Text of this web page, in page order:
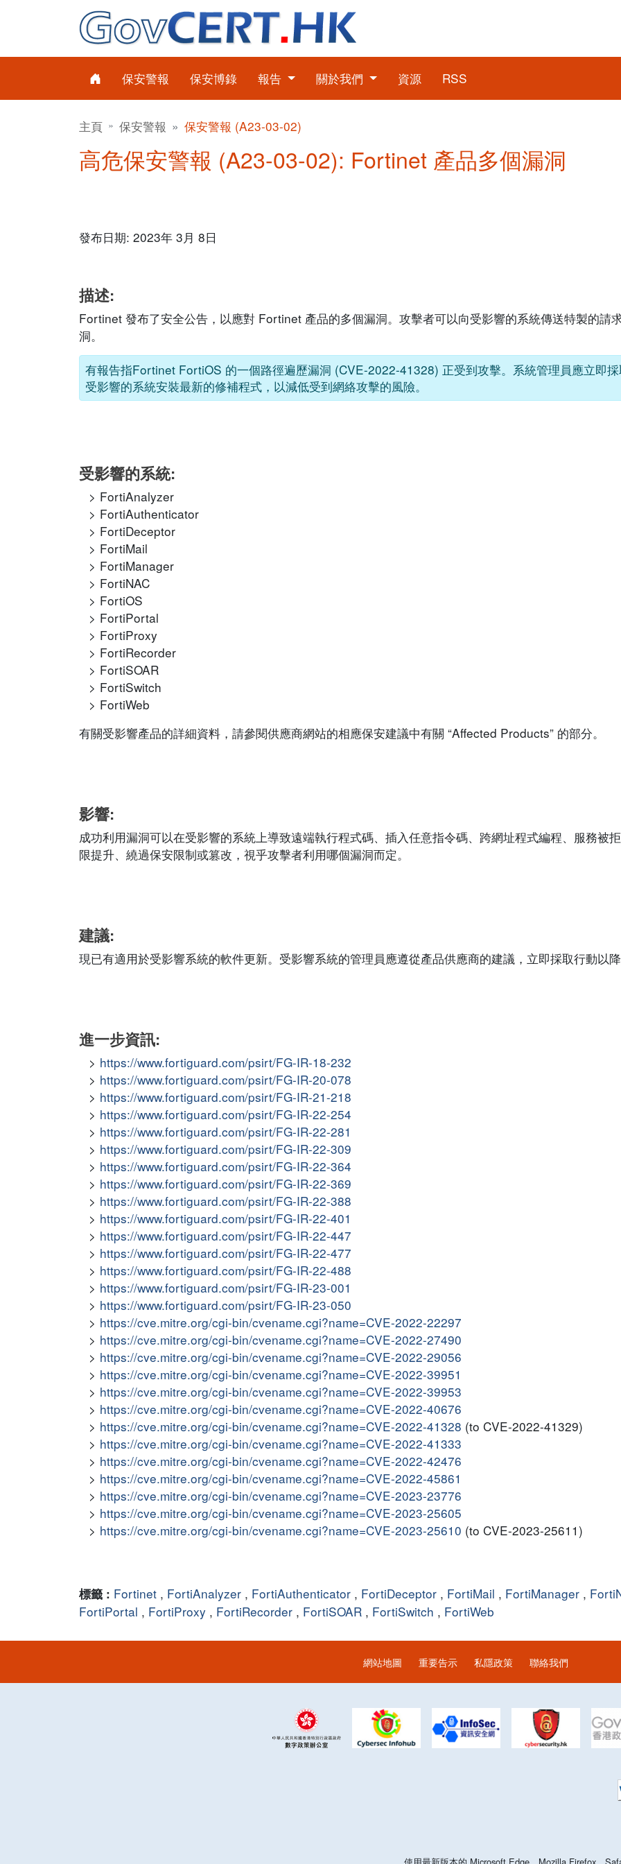
保安警報 保安博錄 報告 關於我們 資源 RSS
主頁 保安警報 保安警報 (A23-03-02)
高危保安警報 (A23-03-02): Fortinet 產品多個漏洞
發布日期: 2023年 3月 8日
描述:
Fortinet 發布了安全公告，以應對 Fortinet 產品的多個漏洞。攻擊者可以向受影響的系統傳送特製的請
洞。
有報告指Fortinet FortiOS 的一個路徑遍歷漏洞 (CVE-2022-41328) 正受到攻擊。系統管理員應立即
受影響的系統安裝最新的修補程式，以減低受到網絡攻擊的風險。
受影響的系統:
FortiAnalyzer
FortiAuthenticator
FortiDeceptor
FortiMail
FortiManager
FortiNAC
FortiOS
FortiPortal
FortiProxy
FortiRecorder
FortiSOAR
FortiSwitch
FortiWeb
有關受影響產品的詳細資料，請參閱供應商網站的相應保安建議中有關 “Affected Products” 的部分。
影響:
成功利用漏洞可以在受影響的系統上導致遠端執行程式碼、插入任意指令碼、跨網址程式編程、服務被
限提升、繞過保安限制或篡改，視乎攻擊者利用哪個漏洞而定。
建議:
現已有適用於受影響系統的軟件更新。受影響系統的管理員應遵從產品供應商的建議，立即採取行動以
進一步資訊:
https://www.fortiguard.com/psirt/FG-IR-18-232
https://www.fortiguard.com/psirt/FG-IR-20-078
https://www.fortiguard.com/psirt/FG-IR-21-218
https://www.fortiguard.com/psirt/FG-IR-22-254
https://www.fortiguard.com/psirt/FG-IR-22-281
https://www.fortiguard.com/psirt/FG-IR-22-309
https://www.fortiguard.com/psirt/FG-IR-22-364
https://www.fortiguard.com/psirt/FG-IR-22-369
https://www.fortiguard.com/psirt/FG-IR-22-388
https://www.fortiguard.com/psirt/FG-IR-22-401
https://www.fortiguard.com/psirt/FG-IR-22-447
https://www.fortiguard.com/psirt/FG-IR-22-477
https://www.fortiguard.com/psirt/FG-IR-22-488
https://www.fortiguard.com/psirt/FG-IR-23-001
https://www.fortiguard.com/psirt/FG-IR-23-050
https://cve.mitre.org/cgi-bin/cvename.cgi?name=CVE-2022-22297
https://cve.mitre.org/cgi-bin/cvename.cgi?name=CVE-2022-27490
https://cve.mitre.org/cgi-bin/cvename.cgi?name=CVE-2022-29056
https://cve.mitre.org/cgi-bin/cvename.cgi?name=CVE-2022-39951
https://cve.mitre.org/cgi-bin/cvename.cgi?name=CVE-2022-39953
https://cve.mitre.org/cgi-bin/cvename.cgi?name=CVE-2022-40676
https://cve.mitre.org/cgi-bin/cvename.cgi?name=CVE-2022-41328 (to CVE-2022-41329)
https://cve.mitre.org/cgi-bin/cvename.cgi?name=CVE-2022-41333
https://cve.mitre.org/cgi-bin/cvename.cgi?name=CVE-2022-42476
https://cve.mitre.org/cgi-bin/cvename.cgi?name=CVE-2022-45861
https://cve.mitre.org/cgi-bin/cvename.cgi?name=CVE-2023-23776
https://cve.mitre.org/cgi-bin/cvename.cgi?name=CVE-2023-25605
https://cve.mitre.org/cgi-bin/cvename.cgi?name=CVE-2023-25610 (to CVE-2023-25611)
標籤 : Fortinet , FortiAnalyzer , FortiAuthenticator , FortiDeceptor , FortiMail , FortiManager ,
FortiPortal , FortiProxy , FortiRecorder , FortiSOAR , FortiSwitch , FortiWeb
網站地圖 重要告示 私隱政策 聯絡我們